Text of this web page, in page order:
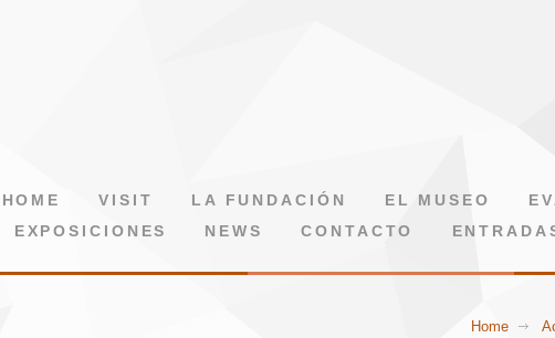
HOME VISIT LA FUNDACIÓN EL MUSEO
EXPOSICIONES
NEWS CONTACTO
Home